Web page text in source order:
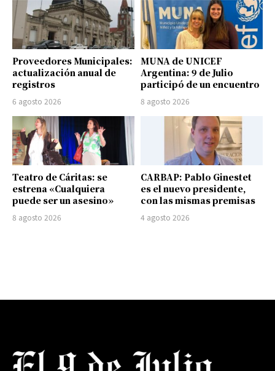
Proveedores Municipales:
actualización anual de
registros
6 agosto 2026
MUNA de UNICEF
Argentina: 9 de Julio
participó de un encuentro
8 agosto 2026
Teatro de Cáritas: se
estrena «Cualquiera
puede ser un asesino»
8 agosto 2026
CARBAP: Pablo Ginestet
es el nuevo presidente,
con las mismas premisas
4 agosto 2026